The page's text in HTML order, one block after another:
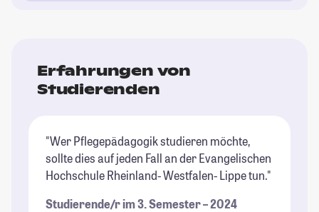
Erfahrungen von
Studierenden
"Wer Pflegepädagogik studieren möchte,
sollte dies auf jeden Fall an der Evangelischen
Hochschule Rheinland- Westfalen- Lippe tun."
Studierende/r im 3. Semester – 2024